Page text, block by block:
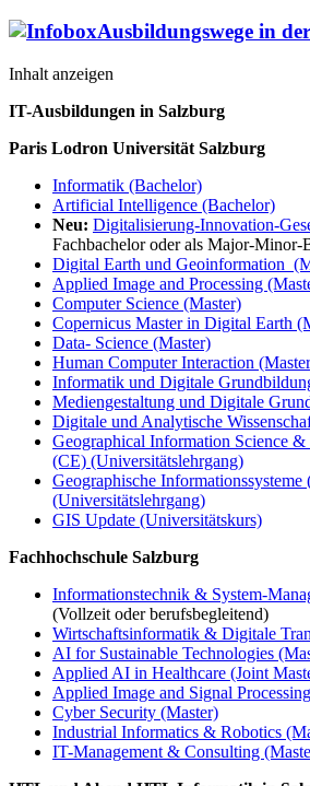
Ausbildungswege in
Inhalt anzeigen
IT-Ausbildungen in Salzburg
Paris Lodron Universität Salzburg
Informatik (Bachelor)
Artificial Intelligence (Bachelor)
Neu: Digitalisierung-Innovation-
Fachbachelor oder als Major-Minor-
Digital Earth und Geoinformation
Applied Image and Processing
Computer Science (Master)
Copernicus Master in Digital Earth
Data- Science (Master)
Human Computer Interaction
Informatik und Digitale
Mediengestaltung und Digitale
Digitale und Analytische
Geographical Information Science
(CE) (Universitätslehrgang)
Geographische
(Universitätslehrgang)
GIS Update (Universitätskurs)
Fachhochschule Salzburg
Informationstechnik & System-
(Vollzeit oder berufsbegleitend)
Wirtschaftsinformatik & Digitale
AI for Sustainable Technologies
Applied AI in Healthcare (Joint
Applied Image and Signal
Cyber Security (Master)
Industrial Informatics & Robotics
IT-Management & Consulting